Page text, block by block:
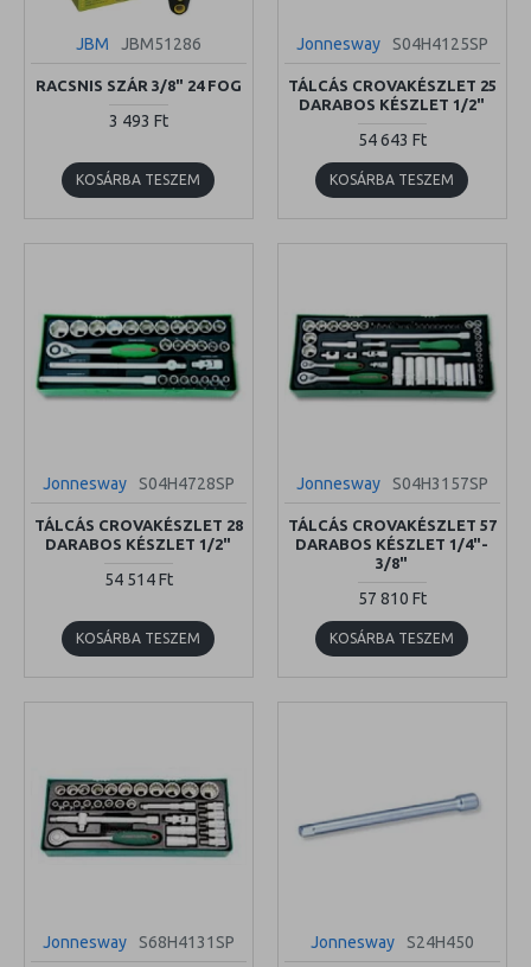
JBM JBM51286
RACSNIS SZÁR 3/8" 24 FOG
3 493 Ft
KOSÁRBA TESZEM
Jonnesway S04H4125SP
TÁLCÁS CROVAKÉSZLET 25
DARABOS KÉSZLET 1/2"
54 643 Ft
KOSÁRBA TESZEM
Jonnesway S04H4728SP
TÁLCÁS CROVAKÉSZLET 28
DARABOS KÉSZLET 1/2"
54 514 Ft
KOSÁRBA TESZEM
Jonnesway S04H3157SP
TÁLCÁS CROVAKÉSZLET 57
DARABOS KÉSZLET 1/4"-
3/8"
57 810 Ft
KOSÁRBA TESZEM
Jonnesway S68H4131SP Jonnesway S24H450